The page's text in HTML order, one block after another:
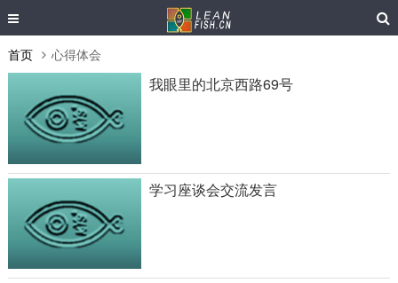
首页 心得体会
我眼里的北京西路69号
学习座谈会交流发言